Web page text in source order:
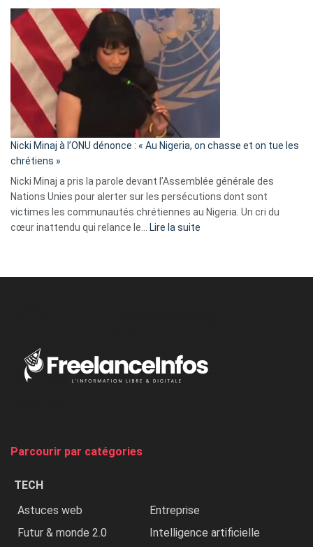
Tegnér
exulte
« Zemmour
a
tout
parle
ses
tripes »
Nicki Minaj à l’ONU dénonce : « Au Nigeria, on chasse et on tue les
chrétiens »
Nicki Minaj a pris la parole devant l’Assemblée générale des
Nations Unies pour alerter sur les persécutions dont sont
victimes les communautés chrétiennes au Nigeria. Un cri du
cœur inattendu qui relance le…
Lire la suite
Nigeria,
Parcourir par catégories
TECH
Astuces web
Entreprise
Futur & monde 2.0
Intelligence artificielle